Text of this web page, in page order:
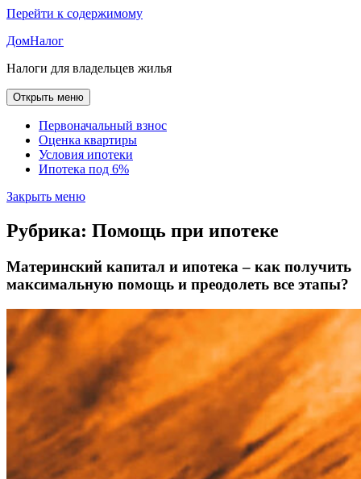
Перейти к содержимому
ДомНалог
Налоги для владельцев жилья
Открыть меню
Первоначальный взнос
Оценка квартиры
Условия ипотеки
Ипотека под 6%
Закрыть меню
Рубрика: Помощь при ипотеке
Материнский капитал и ипотека – как получить
максимальную помощь и преодолеть все этапы?